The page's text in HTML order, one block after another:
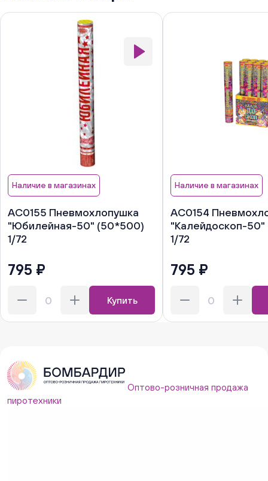
Наличие в магазинах
АС0155 Пневмохлопушка
"Юбилейная-50" (50*500)
1/72
795 ₽
Купить
Наличие в магазинах
АС0154
"Калейдоскоп-
1/72
795 ₽
Оптово-розничная продажа
пиротехники